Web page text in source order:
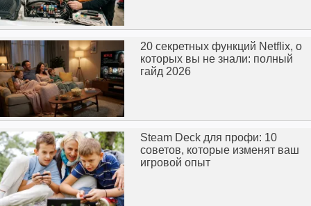
20 секретных функций Netflix, о
которых вы не знали: полный
гайд 2026
Steam Deck для профи: 10
советов, которые изменят ваш
игровой опыт